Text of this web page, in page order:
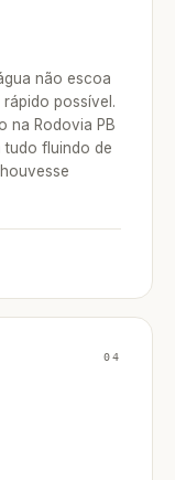
não escoa
possível.
na Rodovia PB
tudo fluindo de
04